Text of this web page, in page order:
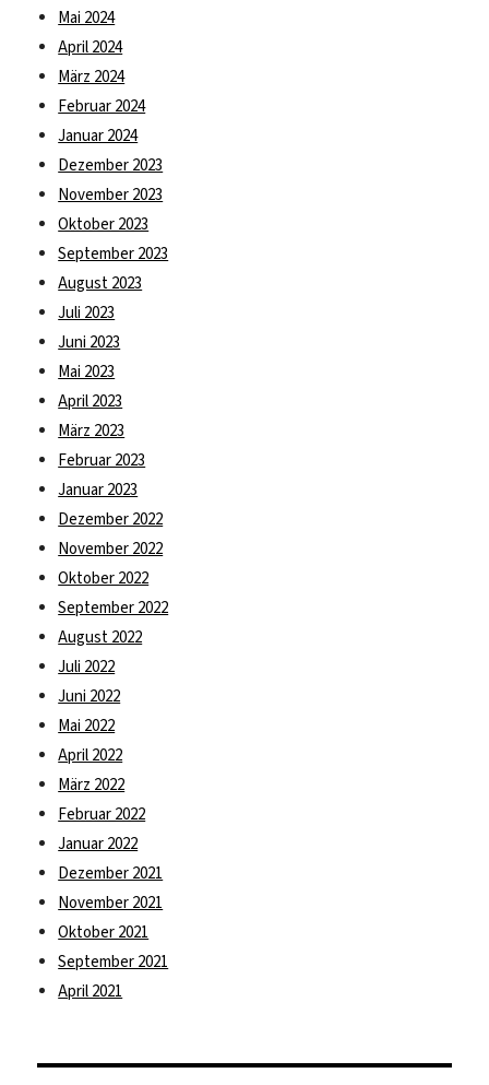
Mai 2024
April 2024
März 2024
Februar 2024
Januar 2024
Dezember 2023
November 2023
Oktober 2023
September 2023
August 2023
Juli 2023
Juni 2023
Mai 2023
April 2023
März 2023
Februar 2023
Januar 2023
Dezember 2022
November 2022
Oktober 2022
September 2022
August 2022
Juli 2022
Juni 2022
Mai 2022
April 2022
März 2022
Februar 2022
Januar 2022
Dezember 2021
November 2021
Oktober 2021
September 2021
April 2021